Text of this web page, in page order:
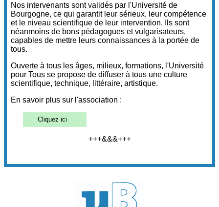
Nos intervenants sont validés par l'Université de
Bourgogne, ce qui garantit leur sérieux, leur compétence
et le niveau scientifique de leur intervention. Ils sont
néanmoins de bons pédagogues et vulgarisateurs,
capables de mettre leurs connaissances à la portée de
tous.
Ouverte à tous les âges, milieux, formations, l'Université
pour Tous se propose de diffuser à tous une culture
scientifique, technique, littéraire, artistique.
En savoir plus sur l'association :
Cliquez ici
+++&&&+++